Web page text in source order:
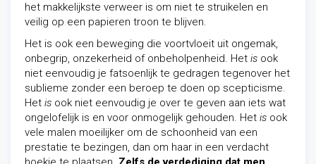
het makkelijkste verweer is om niet te struikelen en
veilig op een papieren troon te blijven.
Het is ook een beweging die voortvloeit uit ongemak,
onbegrip, onzekerheid of onbeholpenheid. Het is ook
niet eenvoudig je fatsoenlijk te gedragen tegenover het
sublieme zonder een beroep te doen op scepticisme.
Het is ook niet eenvoudig je over te geven aan iets wat
ongelofelijk is en voor onmogelijk gehouden. Het is ook
vele malen moeilijker om de schoonheid van een
prestatie te bezingen, dan om haar in een verdacht